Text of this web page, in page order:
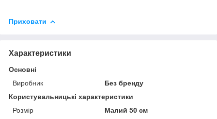
Приховати
Характеристики
Основні
Виробник
Без бренду
Користувальницькі характеристики
Розмір
Малий 50 см